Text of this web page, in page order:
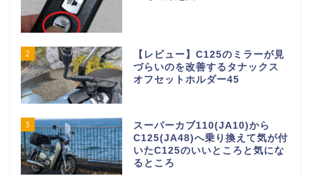
2
【レビュー】C125のミラーが見
づらいのを改善するタナックス
オフセットホルダー45
3
スーパーカブ110(JA10)から
C125(JA48)へ乗り換えて気が付
いたC125のいいところと気にな
るところ